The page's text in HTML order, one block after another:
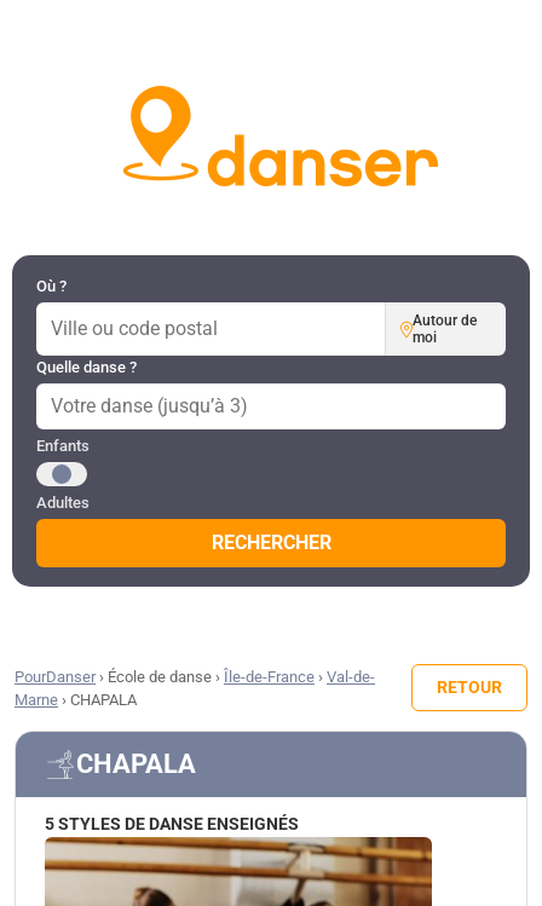
Où ?
Autour de
moi
Quelle danse ?
Public recherché
Enfants
Adultes
RECHERCHER
PourDanser› École de danse › Île-de-France › Val-de-
Marne › CHAPALA
RETOUR
CHAPALA
5 STYLES DE DANSE ENSEIGNÉS